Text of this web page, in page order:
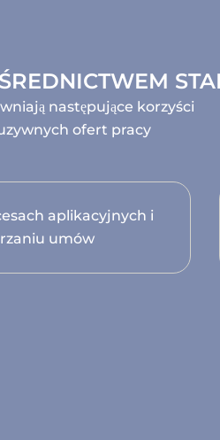
następujące korzyści
ofert pracy
aplikacyjnych i
umów